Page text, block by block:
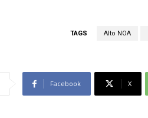
TAGS Alto NOA
Facebook X